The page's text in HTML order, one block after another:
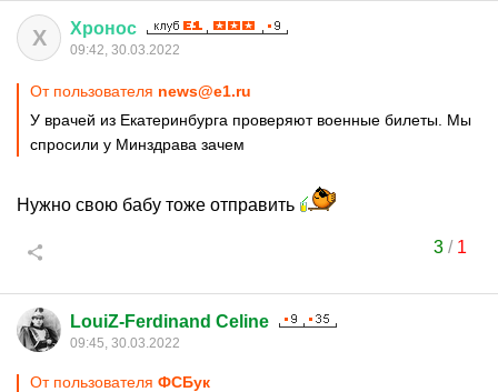
Х Хронос
09:42, 30.03.2022
От пользователя news@e1.ru
У врачей из Екатеринбурга проверяют военные билеты. Мы
спросили у Минздрава зачем
Нужно свою бабу тоже отправить
3/ 1
LouiZ-Ferdinand Celine
09:45, 30.03.2022
От пользователя ФСБук